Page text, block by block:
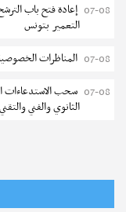
07-08 إعادة فتح باب
التعمير بتونس
07-08 المناظرات الخصوصية
07-08 سحب الاستدعاءات
الثانوي والفني والتقني
الترشح للماجستير